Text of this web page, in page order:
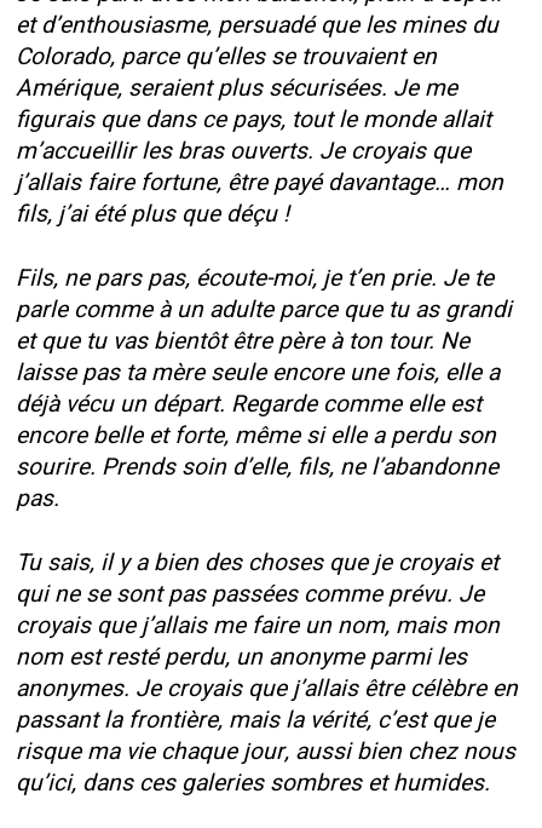
et d’enthousiasme, persuadé que les mines du
Colorado, parce qu’elles se trouvaient en
Amérique, seraient plus sécurisées. Je me
figurais que dans ce pays, tout le monde allait
m’accueillir les bras ouverts. Je croyais que
j’allais faire fortune, être payé davantage… mon
fils, j’ai été plus que déçu !
Fils, ne pars pas, écoute-moi, je t’en prie. Je te
parle comme à un adulte parce que tu as grandi
et que tu vas bientôt être père à ton tour. Ne
laisse pas ta mère seule encore une fois, elle a
déjà vécu un départ. Regarde comme elle est
encore belle et forte, même si elle a perdu son
sourire. Prends soin d’elle, fils, ne l’abandonne
pas.
Tu sais, il y a bien des choses que je croyais et
qui ne se sont pas passées comme prévu. Je
croyais que j’allais me faire un nom, mais mon
nom est resté perdu, un anonyme parmi les
anonymes. Je croyais que j’allais être célèbre en
passant la frontière, mais la vérité, c’est que je
risque ma vie chaque jour, aussi bien chez nous
qu’ici, dans ces galeries sombres et humides.